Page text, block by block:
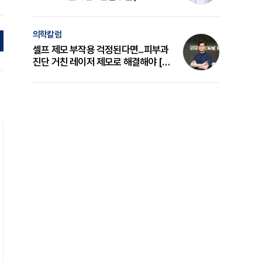
의학칼럼
셀프 제모 부작용 걱정된다면...피부과
진단 거친 레이저 제모로 해결해야 [변